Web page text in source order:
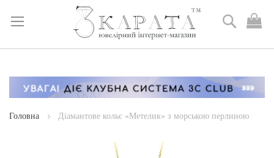
Skip
Content
Пошук
Головна Діамантове кольє «Метелик» з морською перлиною